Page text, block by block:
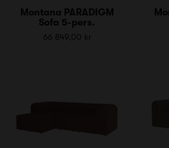
Montana PARADIGM
Sofa 5-pers.
66 849,00 kr